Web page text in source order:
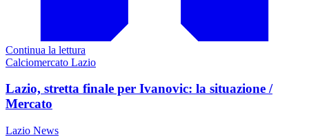
Continua la lettura
Calciomercato Lazio
Lazio, stretta finale per Ivanovic: la situazione /
Mercato
Lazio News